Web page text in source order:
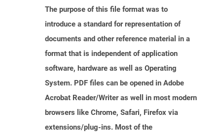
The purpose of this file format was to
introduce a standard for representation of
documents and other reference material in a
format that is independent of application
software, hardware as well as Operating
System. PDF files can be opened in Adobe
Acrobat Reader/Writer as well in most modern
browsers like Chrome, Safari, Firefox via
extensions/plug-ins. Most of the